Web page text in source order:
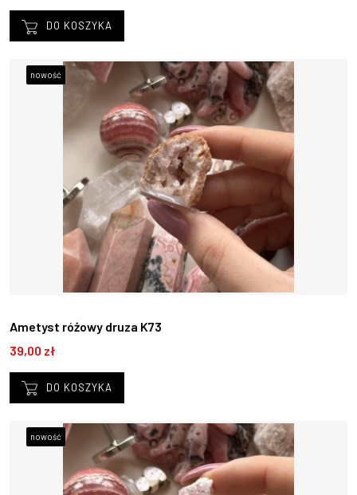
DO KOSZYKA
Ametyst różowy druza K73
39,00 zł
DO KOSZYKA
nowość
nowość